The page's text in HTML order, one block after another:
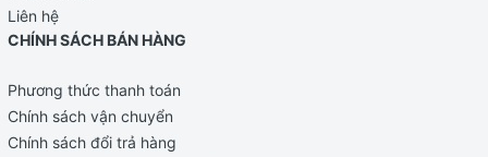
Liên hệ
CHÍNH SÁCH BÁN HÀNG
Phương thức thanh toán
Chính sách vận chuyển
Chính sách đổi trả hàng